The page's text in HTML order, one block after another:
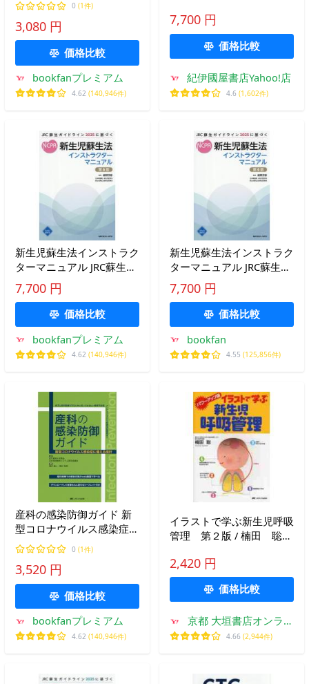
0 (1件)
3,080 円
価格比較
bookfanプレミアム
4.62 (140,946件)
基づく （第６版）
7,700 円
価格比較
紀伊國屋書店Yahoo!店
4.6 (1,602件)
新生児蘇生法インストラク
ターマニュアル JRC蘇生ガ
イドライン2025に基づく/
細野茂春
7,700 円
価格比較
bookfanプレミアム
4.62 (140,946件)
新生児蘇生法インストラク
ターマニュアル JRC蘇生ガ
イドライン2025に基づく/
細野茂春
7,700 円
価格比較
bookfan
4.55 (125,856件)
産科の感染防御ガイド 新
型コロナウイルス感染症に
備える指針 母子と産科医
療を守るために知っておき
たい標準予防策、メンタル
ヘルスから診療体制構築ま
0 (1件)
3,520 円
価格比較
bookfanプレミアム
4.62 (140,946件)
イラストで学ぶ新生児呼吸
管理 第２版 / 楠田 聡
2,420 円
価格比較
京都 大垣書店オンライ
ン
4.66 (2,944件)